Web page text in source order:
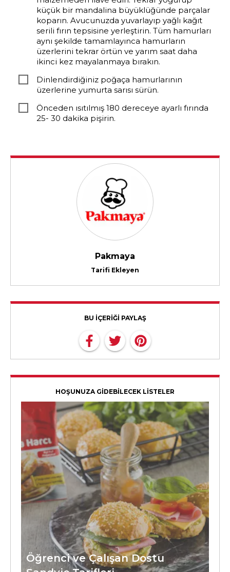
küçük bir mandalina büyüklüğünde parçalar
koparın. Avucunuzda yuvarlayıp yağlı kağıt
serili fırın tepsisine yerleştirin. Tüm hamurları
aynı şekilde tamamlayınca hamurların
üzerlerini tekrar örtün ve yarım saat daha
ikinci kez mayalanmaya bırakın.
Dinlendirdiğiniz poğaça hamurlarının
üzerlerine yumurta sarısı sürün.
Önceden ısıtılmış 180 dereceye ayarlı fırında
25- 30 dakika pişirin.
Pakmaya
Tarifi Ekleyen
BU İÇERİĞİ PAYLAŞ
HOŞUNUZA GİDEBİLECEK LİSTELER
Öğrenci ve Çalışan Dostu